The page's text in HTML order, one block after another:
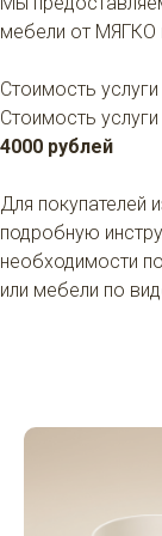
мебели от МЯГКО
Стоимость
Стоимость
4000 рублей
Для покупателей
подробную
необходимости
или мебели по
КОНТАКТЫ
Тел: +7-(987)-
Лотки
Переноски
Миски